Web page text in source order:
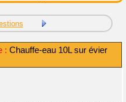
: Chauffe-eau 10L sur évier